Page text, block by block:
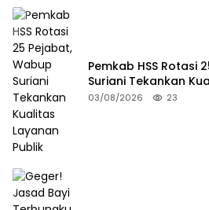
Pemkab HSS Rotasi
Suriani Tekankan
03/08/2026 23